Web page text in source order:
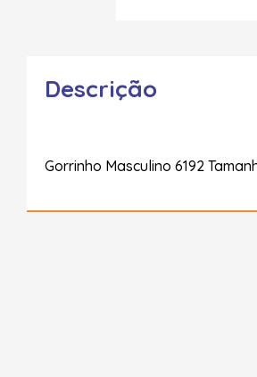
Descrição
Gorrinho Masculino 6192